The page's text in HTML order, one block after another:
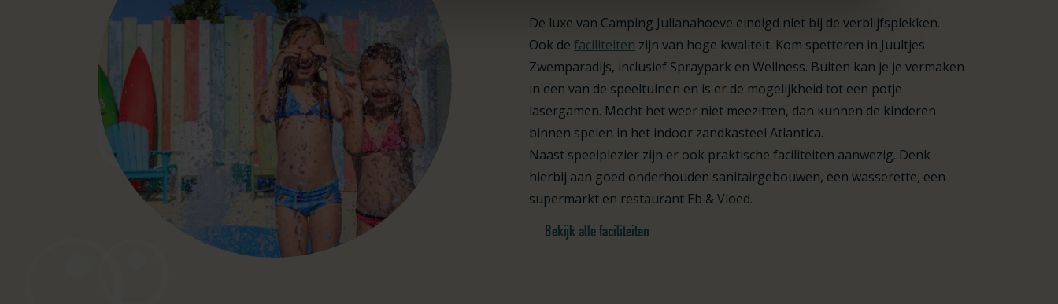
De luxe van Camping Julianahoeve eindigd niet bij de verblijfsplekken.
Ook de faciliteiten zijn van hoge kwaliteit. Kom spetteren in Juultjes
Zwemparadijs, inclusief Spraypark en Wellness. Buiten kan je je vermaken
in een van de speeltuinen en is er de mogelijkheid tot een potje
lasergamen. Mocht het weer niet meezitten, dan kunnen de kinderen
binnen spelen in het indoor zandkasteel Atlantica.
Naast speelplezier zijn er ook praktische faciliteiten aanwezig. Denk
hierbij aan goed onderhouden sanitairgebouwen, een wasserette, een
supermarkt en restaurant Eb & Vloed.
Bekijk alle faciliteiten